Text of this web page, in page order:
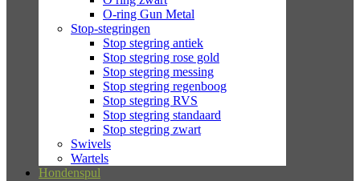
O-ring Gun Metal
Stop-stegringen
Stop stegring antiek
Stop stegring rose gold
Stop stegring messing
Stop stegring regenboog
Stop stegring RVS
Stop stegring standaard
Stop stegring zwart
Swivels
Wartels
Hondenspul